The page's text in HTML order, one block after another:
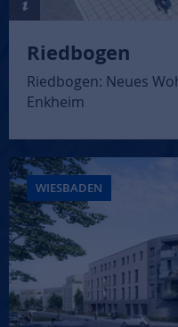
Riedbogen
Riedbogen: Neues
Enkheim
WIESBADEN